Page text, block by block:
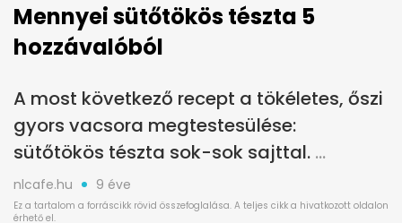
Mennyei sütőtökös tészta 5
hozzávalóból
A most következő recept a tökéletes, őszi
gyors vacsora megtestesülése:
sütőtökös tészta sok-sok sajttal.
nlcafe.hu 9 éve